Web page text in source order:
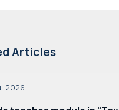
Articles
2026